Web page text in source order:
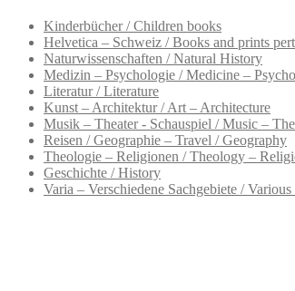
Kinderbücher / Children books
Helvetica – Schweiz / Books and prints
Naturwissenschaften / Natural History
Medizin – Psychologie / Medicine –
Literatur / Literature
Kunst – Architektur / Art – Architecture
Musik – Theater - Schauspiel / Music –
Reisen / Geographie – Travel / Geography
Theologie – Religionen / Theology –
Geschichte / History
Varia – Verschiedene Sachgebiete /